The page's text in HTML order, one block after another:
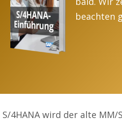
beachten
S/4HANA wird der alte